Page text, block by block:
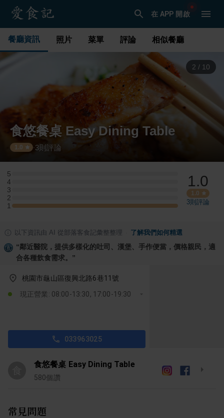
在 APP 開啟
餐廳資訊 照片 菜單 評論 相似餐廳
3 / 10
食悠餐桌 Easy Dining Table
1.0 ·3則評論
5
5 星：0 則評論
4
4 星：0 則評論
3
3 星：0 則評論
2
2 星：0 則評論
1
1 星：1 則評論
1.0
1.0
3則評論
以下資訊由 AI 從部落客食記彙整整理 了解我們如何精選
“鄰近醫院，提供多樣化的吐司、漢堡、手作便當，價格親民，適
合各種飲食需求。 ”
桃園市龜山區復興北路6巷11號
現正營業: 08:00-13:30, 17:00-19:30
033963025
食悠餐桌 Easy Dining Table
580個讚
常見問題